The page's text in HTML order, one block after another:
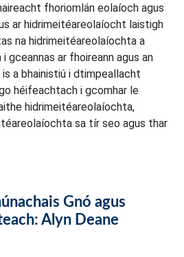
fhoriomlán eolaíoch agus
ar hidrimeitéareolaíocht laistigh
na hidrimeitéareolaíochta a
gceannas ar fhoireann agus an
a bhainistiú i dtimpeallacht
héifeachtach i gcomhar le
hidrimeitéareolaíochta,
sa tír seo agus thar
Gnó agus
Alyn Deane